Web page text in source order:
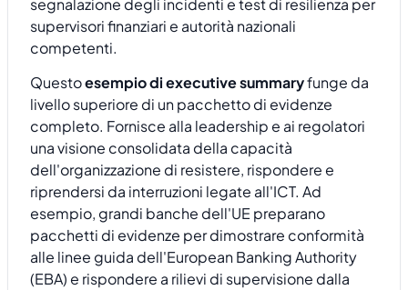
segnalazione degli incidenti e test di resilienza per
supervisori finanziari e autorità nazionali
competenti.
Questoesempio di executive summaryfunge da
livello superiore di un pacchetto di evidenze
completo. Fornisce alla leadership e ai regolatori
una visione consolidata della capacità
dell'organizzazione di resistere, rispondere e
riprendersi da interruzioni legate all'ICT. Ad
esempio, grandi banche dell'UE preparano
pacchetti di evidenze per dimostrare conformità
alle linee guida dell'European Banking Authority
(EBA) e rispondere a rilievi di supervisione dalla